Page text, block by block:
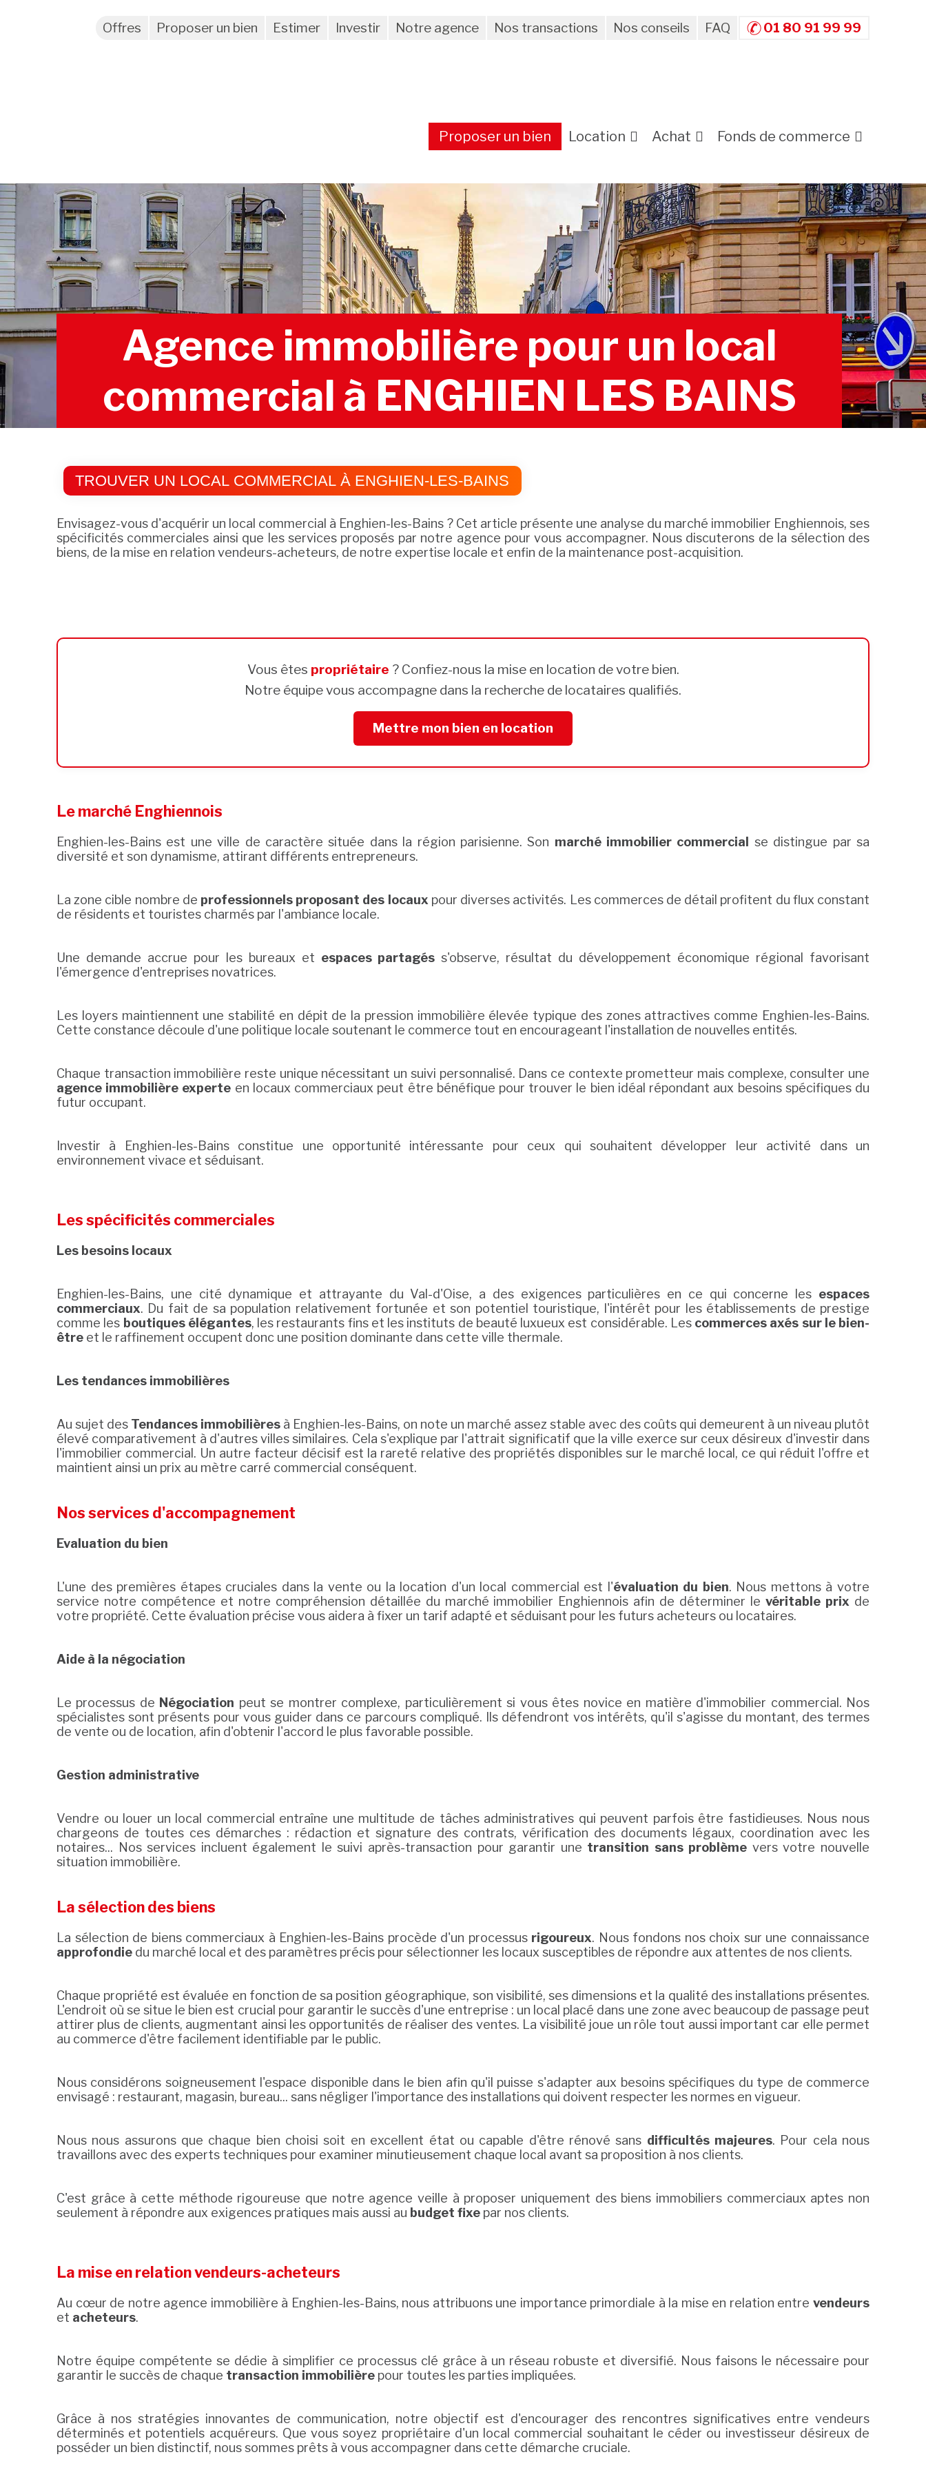
Offres Proposer un bien Estimer Investir Notre agence Nos transactions Nos conseils FAQ 01 80 91 99 99
Proposer un bien Location Achat Fonds de commerce
Agence immobilière pour un local
commercial à ENGHIEN LES BAINS
TROUVER UN LOCAL COMMERCIAL À ENGHIEN-LES-BAINS
Envisagez-vous d'acquérir un local commercial à Enghien-les-Bains ? Cet article présente une analyse du marché immobilier Enghiennois, ses
spécificités commerciales ainsi que les services proposés par notre agence pour vous accompagner. Nous discuterons de la sélection des
biens, de la mise en relation vendeurs-acheteurs, de notre expertise locale et enfin de la maintenance post-acquisition.
Vous êtes propriétaire ? Confiez-nous la mise en location de votre bien.
Notre équipe vous accompagne dans la recherche de locataires qualifiés.
Mettre mon bien en location
Le marché Enghiennois
Enghien-les-Bains est une ville de caractère située dans la région parisienne. Son marché immobilier commercial
se distingue par sa
diversité et son dynamisme, attirant différents entrepreneurs.
La zone cible nombre de professionnels proposant des locauxpour diverses activités. Les commerces de détail profitent du flux constant
de résidents et touristes charmés par l'ambiance locale.
Une demande accrue pour les bureaux et espaces partagés s'observe, résultat du développement économique régional favorisant
l'émergence d'entreprises novatrices.
Les loyers maintiennent une stabilité en dépit de la pression immobilière élevée typique des zones attractives comme Enghien-les-Bains.
Cette constance découle d'une politique locale soutenant le commerce tout en encourageant l'installation de nouvelles entités.
Chaque transaction immobilière reste unique nécessitant un suivi personnalisé. Dans ce contexte prometteur mais complexe, consulter une
agence immobilière experte en locaux commerciaux peut être bénéfique pour trouver le bien idéal répondant aux besoins spécifiques du
futur occupant.
Investir à Enghien-les-Bains constitue une opportunité intéressante pour ceux qui souhaitent développer leur activité dans un
environnement vivace et séduisant.
Les spécificités commerciales
Les besoins locaux
Enghien-les-Bains, une cité dynamique et attrayante du Val-d'Oise, a des exigences particulières en ce qui concerne les espaces
commerciaux. Du fait de sa population relativement fortunée et son potentiel touristique, l'intérêt pour les établissements de prestige
comme les boutiques élégantes, les restaurants fins et les instituts de beauté luxueux est considérable. Les commerces axés sur le bien-
être et le raffinement occupent donc une position dominante dans cette ville thermale.
Les tendances immobilières
Au sujet des Tendances immobilières à Enghien-les-Bains, on note un marché assez stable avec des coûts qui demeurent à un niveau plutôt
élevé comparativement à d'autres villes similaires. Cela s'explique par l'attrait significatif que la ville exerce sur ceux désireux d'investir dans
l'immobilier commercial. Un autre facteur décisif est la rareté relative des propriétés disponibles sur le marché local, ce qui réduit l'offre et
maintient ainsi un prix au mètre carré commercial conséquent.
Nos services d'accompagnement
Evaluation du bien
L'une des premières étapes cruciales dans la vente ou la location d'un local commercial est l'évaluation du bien. Nous mettons à votre
service notre compétence et notre compréhension détaillée du marché immobilier Enghiennois afin de déterminer levéritable prix de
votre propriété. Cette évaluation précise vous aidera à fixer un tarif adapté et séduisant pour les futurs acheteurs ou locataires.
Aide à la négociation
Le processus de Négociation peut se montrer complexe, particulièrement si vous êtes novice en matière d'immobilier commercial. Nos
spécialistes sont présents pour vous guider dans ce parcours compliqué. Ils défendront vos intérêts, qu'il s'agisse du montant, des termes
de vente ou de location, afin d'obtenir l'accord le plus favorable possible.
Gestion administrative
Vendre ou louer un local commercial entraîne une multitude de tâches administratives qui peuvent parfois être fastidieuses. Nous nous
chargeons de toutes ces démarches : rédaction et signature des contrats, vérification des documents légaux, coordination avec les
notaires... Nos services incluent également le suivi après-transaction pour garantir une transition sans problème vers votre nouvelle
situation immobilière.
La sélection des biens
La sélection de biens commerciaux à Enghien-les-Bains procède d'un processus rigoureux. Nous fondons nos choix sur une connaissance
approfondie du marché local et des paramètres précis pour sélectionner les locaux susceptibles de répondre aux attentes de nos clients.
Chaque propriété est évaluée en fonction de sa position géographique, son visibilité, ses dimensions et la qualité des installations présentes.
L'endroit où se situe le bien est crucial pour garantir le succès d'une entreprise : un local placé dans une zone avec beaucoup de passage peut
attirer plus de clients, augmentant ainsi les opportunités de réaliser des ventes. La visibilité joue un rôle tout aussi important car elle permet
au commerce d'être facilement identifiable par le public.
Nous considérons soigneusement l'espace disponible dans le bien afin qu'il puisse s'adapter aux besoins spécifiques du type de commerce
envisagé : restaurant, magasin, bureau... sans négliger l'importance des installations qui doivent respecter les normes en vigueur.
Nous nous assurons que chaque bien choisi soit en excellent état ou capable d'être rénové sans difficultés majeures. Pour cela nous
travaillons avec des experts techniques pour examiner minutieusement chaque local avant sa proposition à nos clients.
C'est grâce à cette méthode rigoureuse que notre agence veille à proposer uniquement des biens immobiliers commerciaux aptes non
seulement à répondre aux exigences pratiques mais aussi au budget fixe par nos clients.
La mise en relation vendeurs-acheteurs
Au cœur de notre agence immobilière à Enghien-les-Bains, nous attribuons une importance primordiale à la mise en relation entre vendeurs
et acheteurs.
Notre équipe compétente se dédie à simplifier ce processus clé grâce à un réseau robuste et diversifié. Nous faisons le nécessaire pour
garantir le succès de chaque transaction immobilière pour toutes les parties impliquées.
Grâce à nos stratégies innovantes de communication, notre objectif est d'encourager des rencontres significatives entre vendeurs
déterminés et potentiels acquéreurs. Que vous soyez propriétaire d'un local commercial souhaitant le céder ou investisseur désireux de
posséder un bien distinctif, nous sommes prêts à vous accompagner dans cette démarche cruciale.